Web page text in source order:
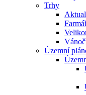
Trhy
Územní